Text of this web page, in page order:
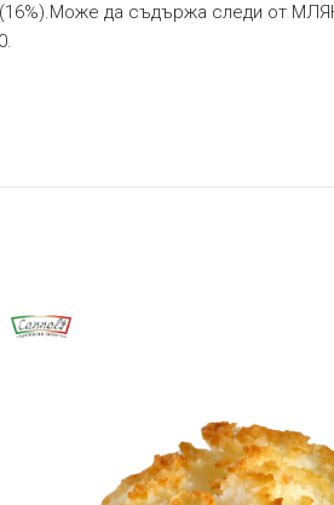
(16%).Може да съдържа следи от